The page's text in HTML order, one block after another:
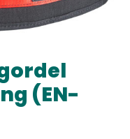
(EN-